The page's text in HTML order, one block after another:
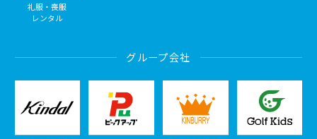
礼服・喪服
レンタル
グループ会社